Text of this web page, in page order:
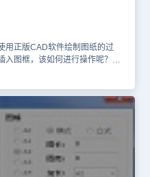
用正版CAD软件绘制图纸的过
入图框，该如何进行操作呢？接
打开浩辰CAD建筑软件；2、
设计→文件布图→插入图框
框，使用方法如下：1）勾选直
选择完整图框，其中每个标准
框都是带有标题栏和会签栏、
下插入时勾选该项，模型空间
后，单击“插入”按钮，其他与